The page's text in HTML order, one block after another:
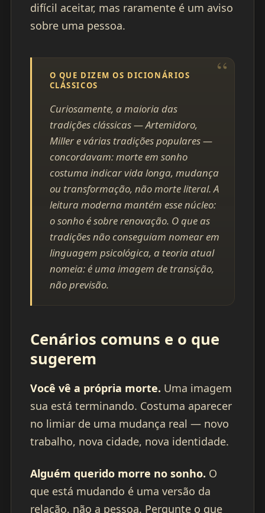
difícil aceitar, mas raramente é um aviso
sobre uma pessoa.
O QUE DIZEM OS DICIONÁRIOS
CLÁSSICOS
Curiosamente, a maioria das
tradições clássicas — Artemidoro,
Miller e várias tradições populares —
concordavam: morte em sonho
costuma indicar vida longa, mudança
ou transformação, não morte literal. A
leitura moderna mantém esse núcleo:
o sonho é sobre renovação. O que as
tradições não conseguiam nomear em
linguagem psicológica, a teoria atual
nomeia: é uma imagem de transição,
não previsão.
Cenários comuns e o que
sugerem
Você vê a própria morte. Uma imagem
sua está terminando. Costuma aparecer
no limiar de uma mudança real — novo
trabalho, nova cidade, nova identidade.
Alguém querido morre no sonho. O
que está mudando é uma versão da
relação, não a pessoa. Pergunte o que